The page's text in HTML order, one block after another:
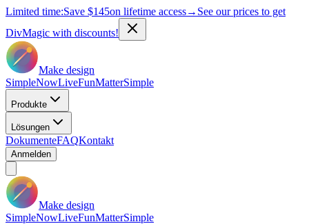
Limited time:Save $145on lifetime access→ See our prices to get
DivMagic with discounts!
Make design
SimpleNowLiveFunMatterSimple
Produkte
Lösungen
DokumenteFAQKontakt
Anmelden
Make design
SimpleNowLiveFunMatterSimple